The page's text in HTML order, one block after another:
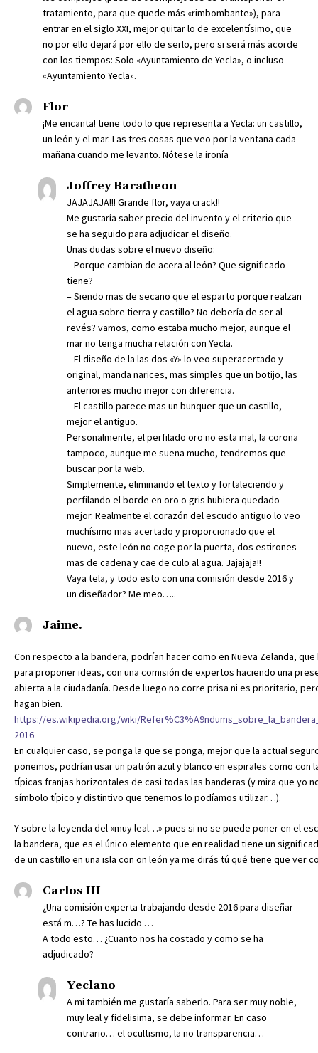
tratamiento, para que quede más «rimbombante»), para
entrar en el siglo XXI, mejor quitar lo de excelentísimo, que
no por ello dejará por ello de serlo, pero si será más acorde
con los tiempos: Solo «Ayuntamiento de Yecla», o incluso
«Ayuntamiento Yecla».
Flor
¡Me encanta! tiene todo lo que representa a Yecla: un castillo,
un león y el mar. Las tres cosas que veo por la ventana cada
mañana cuando me levanto. Nótese la ironía
Joffrey Baratheon
JAJAJAJA!!! Grande flor, vaya crack!!
Me gustaría saber precio del invento y el criterio que
se ha seguido para adjudicar el diseño.
Unas dudas sobre el nuevo diseño:
– Porque cambian de acera al león? Que significado
tiene?
– Siendo mas de secano que el esparto porque realzan
el agua sobre tierra y castillo? No debería de ser al
revés? vamos, como estaba mucho mejor, aunque el
mar no tenga mucha relación con Yecla.
– El diseño de la las dos «Y» lo veo superacertado y
original, manda narices, mas simples que un botijo, las
anteriores mucho mejor con diferencia.
– El castillo parece mas un bunquer que un castillo,
mejor el antiguo.
Personalmente, el perfilado oro no esta mal, la corona
tampoco, aunque me suena mucho, tendremos que
buscar por la web.
Simplemente, eliminando el texto y fortaleciendo y
perfilando el borde en oro o gris hubiera quedado
mejor. Realmente el corazón del escudo antiguo lo veo
muchísimo mas acertado y proporcionado que el
nuevo, este león no coge por la puerta, dos estirones
mas de cadena y cae de culo al agua. Jajajaja!!
Vaya tela, y todo esto con una comisión desde 2016 y
un diseñador? Me meo…..
Jaime.
Con respecto a la bandera, podrían hacer como en Nueva Zelanda,
para proponer ideas, con una comisión de expertos haciendo una
abierta a la ciudadanía. Desde luego no corre prisa ni es prioritario,
hagan bien.
https://es.wikipedia.org/wiki/
2016
En cualquier caso, se ponga la que se ponga, mejor que la actual
ponemos, podrían usar un patrón azul y blanco en espirales como con
típicas franjas horizontales de casi todas las banderas (y mira que yo
símbolo típico y distintivo que tenemos lo podíamos utilizar…).
Y sobre la leyenda del «muy leal…» pues si no se puede poner en el
la bandera, que es el único elemento que en realidad tiene un
de un castillo en una isla con on león ya me dirás tú qué tiene que ver
Carlos III
¿Una comisión experta trabajando desde 2016 para diseñar
está m…? Te has lucido …
A todo esto… ¿Cuanto nos ha costado y como se ha
adjudicado?
Yeclano
A mi también me gustaría saberlo. Para ser muy noble,
muy leal y fidelisima, se debe informar. En caso
contrario… el ocultismo, la no transparencia…